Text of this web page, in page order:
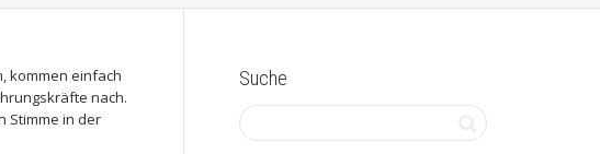
kommen einfach
nach.
Stimme in der
Suche